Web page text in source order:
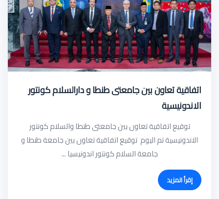
اتفاقية تعاون بين جامعتى طنطا و دارالسلام كونتور
الاندونيسية
توقيع اتفاقية تعاون بين جامعتى طنطا والسلام كونتور
الاندونيسية تم اليوم توقيع اتفاقية تعاون بين جامعة طنطا و
جامعة السلام كونتور اندونيسيا ...
إقرأ المزيد